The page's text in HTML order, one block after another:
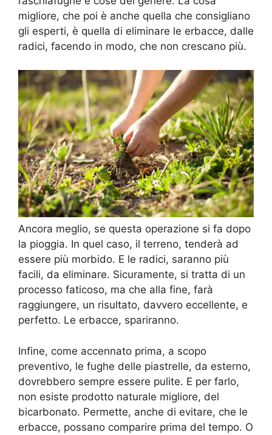
migliore, che poi è anche quella che consigliano
gli esperti, è quella di eliminare le erbacce, dalle
radici, facendo in modo, che non crescano più.
Ancora meglio, se questa operazione si fa dopo
la pioggia. In quel caso, il terreno, tenderà ad
essere più morbido. E le radici, saranno più
facili, da eliminare. Sicuramente, si tratta di un
processo faticoso, ma che alla fine, farà
raggiungere, un risultato, davvero eccellente, e
perfetto. Le erbacce, spariranno.
Infine, come accennato prima, a scopo
preventivo, le fughe delle piastrelle, da esterno,
dovrebbero sempre essere pulite. E per farlo,
non esiste prodotto naturale migliore, del
bicarbonato. Permette, anche di evitare, che le
erbacce, possano comparire prima del tempo. O